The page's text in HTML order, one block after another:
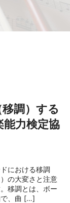
調）する
力検定協
における移調
の大変さと注意
移調とは、ボー
で、曲 […]